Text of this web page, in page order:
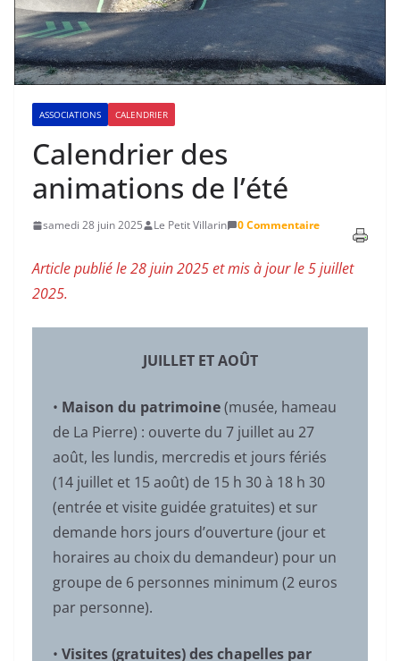
ASSOCIATIONS CALENDRIER
Calendrier des
animations de l’été
samedi 28 juin 2025 Le Petit Villarin 0 Commentaire
Article publié le 28 juin 2025 et mis à jour le 5 juillet
2025.
JUILLET ET AOÛT
• Maison du patrimoine(musée, hameau
de La Pierre) : ouverte du 7 juillet au 27
août, les lundis, mercredis et jours fériés
(14 juillet et 15 août) de 15 h 30 à 18 h 30
(entrée et visite guidée gratuites) et sur
demande hors jours d’ouverture (jour et
horaires au choix du demandeur) pour un
groupe de 6 personnes minimum (2 euros
par personne).
• Visites (gratuites) des chapelles par